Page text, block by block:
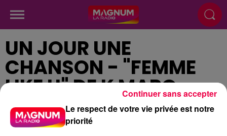
UN JOUR UNE
CHANSON - "FEMME
LIKE U" DE K MARO
Publié : 31 janvier 2024 à 12h38
Le respect de votre vie privée est notre
priorité
Continuer sans accepter